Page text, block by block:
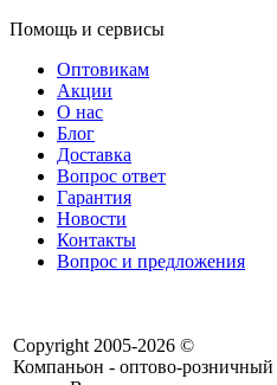
Помощь и сервисы
Оптовикам
Акции
О нас
Блог
Доставка
Вопрос ответ
Гарантия
Новости
Контакты
Вопрос и предложения
Copyright 2005-2026 ©
Компаньон - оптово-розничный